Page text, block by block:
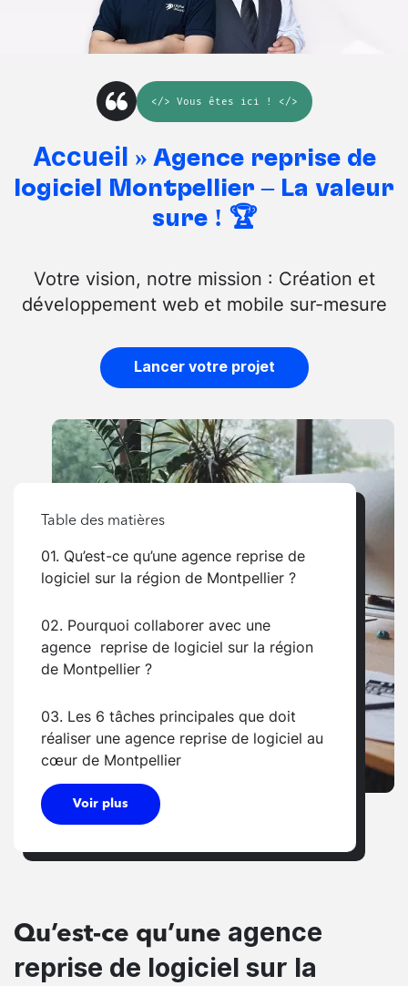
</> Vous êtes ici ! </>
Accueil » Agence reprise de
logiciel Montpellier – La valeur
sûre ! 🏆
Votre vision, notre mission : Création et
développement web et mobile sur-mesure
Lancer votre projet
Table des matières
01. Qu’est-ce qu’une agence reprise de
logiciel sur la région de Montpellier ?
02. Pourquoi collaborer avec une
agence reprise de logiciel sur la région
de Montpellier ?
03. Les 6 tâches principales que doit
réaliser une agence reprise de logiciel au
cœur de Montpellier
Voir plus
Qu’est-ce qu’une agence
reprise de logiciel sur la